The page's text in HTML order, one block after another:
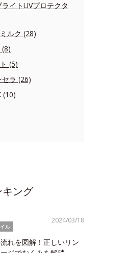
イトUVプロテクタ
ルク (28)
(5)
ラ (26)
(10)
ング
2024/03/18
ル
れを図解！正しいリン